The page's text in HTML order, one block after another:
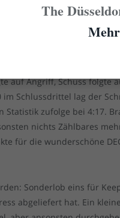
Bank auf DEG-Seite dann
den Tag legten und wild
nur nach vorne, die DEG
nicht geordnet. Das sah
auf Angriff, Schuss folgte
im Schlussdrittel lag der
Statistik zufolge bei 4:17.
nichts Zählbares
für die wunderschöne
Sonderlob eins für
abgeliefert hat. Ein
The